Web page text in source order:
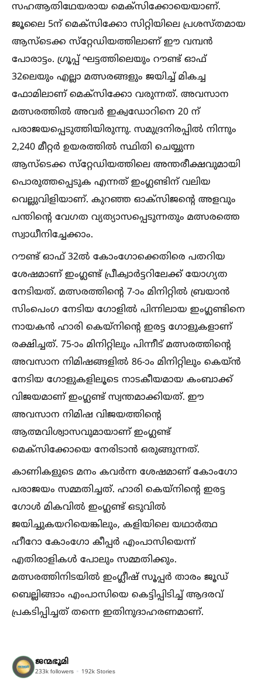
സഹആതിഥേയരായ മെക്‌സിക്കോയെയാണ്.
ജൂലൈ 5ന് മെക്‌സിക്കോ സിറ്റിയിലെ പ്രശസ്തമായ
ആസ്‌ടെക്ക സ്‌റ്റേഡിയത്തിലാണ് ഈ വമ്പന്‍
പോരാട്ടം. ഗ്രൂപ്പ് ഘട്ടത്തിലെയും റൗണ്ട് ഓഫ്
32ലെയും എല്ലാ മത്സരങ്ങളും ജയിച്ച്‌ മികച്ച
ഫോമിലാണ് മെക്‌സിക്കോ വരുന്നത്. അവസാന
മത്സരത്തില്‍ അവര്‍ ഇക്വഡോറിനെ 20 ന്
പരാജയപ്പെടുത്തിയിരുന്നു. സമുദ്രനിരപ്പില്‍ നിന്നും
2,240 മീറ്റര്‍ ഉയരത്തില്‍ സ്ഥിതി ചെയ്യുന്ന
ആസ്‌ടെക്ക സ്‌റ്റേഡിയത്തിലെ അന്തരീക്ഷവുമായി
പൊരുത്തപ്പെടുക എന്നത് ഇംഗ്ലണ്ടിന് വലിയ
വെല്ലുവിളിയാണ്. കുറഞ്ഞ ഓക്‌സിജന്റെ അളവും
പന്തിന്റെ വേഗത വ്യത്യാസപ്പെടുന്നതും മത്സരത്തെ
സ്വാധീനിച്ചേക്കാം.
റൗണ്ട് ഓഫ് 32ല്‍ കോംഗോക്കെതിരെ പതറിയ
ശേഷമാണ് ഇംഗ്ലണ്ട് പ്രീക്വാര്‍ട്ടറിലേക്ക് യോഗ്യത
നേടിയത്. മത്സരത്തിന്റെ 7-ാം മിനിറ്റില്‍ ബ്രയാന്‍
സിംപെംഗ നേടിയ ഗോളില്‍ പിന്നിലായ ഇംഗ്ലണ്ടിനെ
നായകന്‍ ഹാരി കെയ്‌നിന്റെ ഇരട്ട ഗോളുകളാണ്
രക്ഷിച്ചത്. 75-ാം മിനിറ്റിലും പിന്നീട് മത്സരത്തിന്റെ
അവസാന നിമിഷങ്ങളില്‍ 86-ാം മിനിറ്റിലും കെയ്ന്‍
നേടിയ ഗോളുകളിലൂടെ നാടകീയമായ കംബാക്ക്
വിജയമാണ് ഇംഗ്ലണ്ട് സ്വന്തമാക്കിയത്. ഈ
അവസാന നിമിഷ വിജയത്തിന്റെ
ആത്മവിശ്വാസവുമായാണ് ഇംഗ്ലണ്ട്
മെക്‌സിക്കോയെ നേരിടാന്‍ ഒരുങ്ങുന്നത്.
കാണികളുടെ മനം കവര്‍ന്ന ശേഷമാണ് കോംഗോ
പരാജയം സമ്മതിച്ചത്. ഹാരി കെയ്‌നിന്റെ ഇരട്ട
ഗോള്‍ മികവില്‍ ഇംഗ്ലണ്ട് ഒടുവില്‍
ജയിച്ചുകയറിയെങ്കിലും, കളിയിലെ യഥാര്‍ത്ഥ
ഹീറോ കോംഗോ കീപ്പര്‍ എംപാസിയെന്ന്
എതിരാളികള്‍ പോലും സമ്മതിക്കും.
മത്സരത്തിനിടയില്‍ ഇംഗ്ലീഷ് സൂപ്പര്‍ താരം ജൂഡ്
ബെല്ലിങ്ങാം എംപാസിയെ കെട്ടിപ്പിടിച്ച്‌ ആദരവ്
പ്രകടിപ്പിച്ചത് തന്നെ ഇതിനുദാഹരണമാണ്.
ജന്മഭൂമി
233k followers 192k Stories